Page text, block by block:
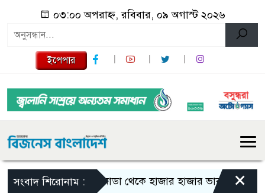
০৩:০০ অপরাহ্ন, রবিবার, ০৯ অগাস্ট ২০২৬
ইপেপার
সংবাদ শিরোনাম :কানাডা থেকে হাজার হাজার ভারতীয় নাগরিক
×